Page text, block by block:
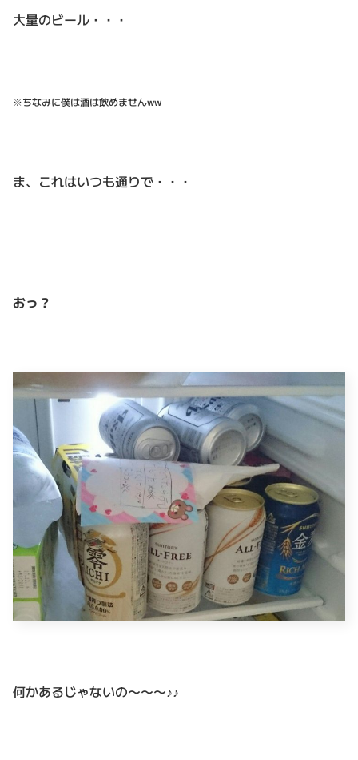
大量のビール・・・
※ちなみに僕は酒は飲めませんww
ま、これはいつも通りで・・・
おっ？
何かあるじゃないの〜〜〜♪♪